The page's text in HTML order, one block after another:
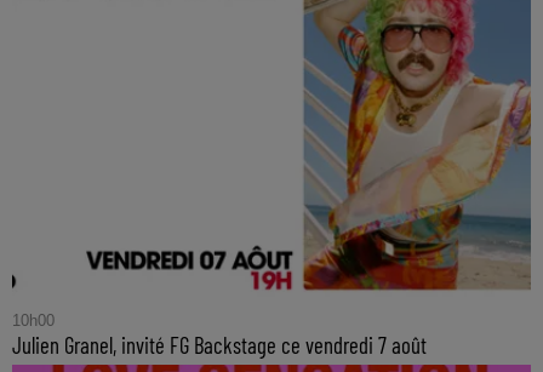
10h00
Julien Granel, invité FG Backstage ce vendredi 7 août